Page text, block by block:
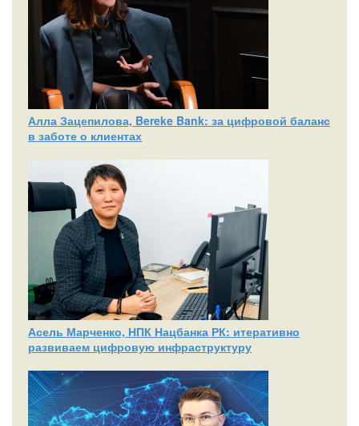
Алла Зацепилова, Bereke Bank: за цифровой баланс
в заботе о клиентах
Асель Марченко, НПК Нацбанка РК: итеративно
развиваем цифровую инфраструктуру